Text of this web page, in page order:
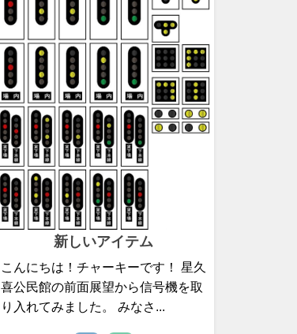
新しいアイテム
こんにちは！チャーキーです！ 星久
喜公民館の前面展望から信号機を取
り入れてみました。 みなさ...